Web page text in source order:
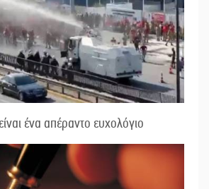
ένα απέραντο ευχολόγιο